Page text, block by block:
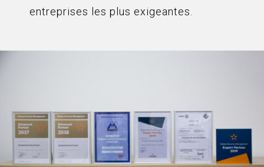
entreprises les plus exigeantes.